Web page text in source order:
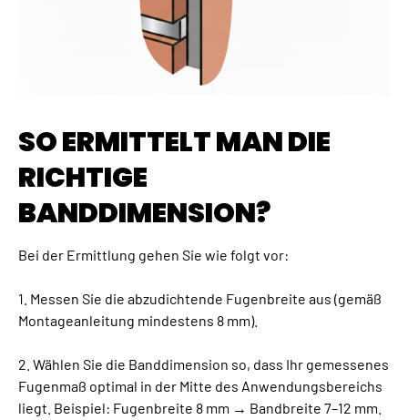
SO ERMITTELT MAN DIE
RICHTIGE
BANDDIMENSION?
Bei der Ermittlung gehen Sie wie folgt vor:
1. Messen Sie die abzudichtende Fugenbreite aus (gemäß
Montageanleitung mindestens 8 mm).
2. Wählen Sie die Banddimension so, dass Ihr gemessenes
Fugenmaß optimal in der Mitte des Anwendungsbereichs
liegt. Beispiel: Fugenbreite 8 mm → Bandbreite 7–12 mm.